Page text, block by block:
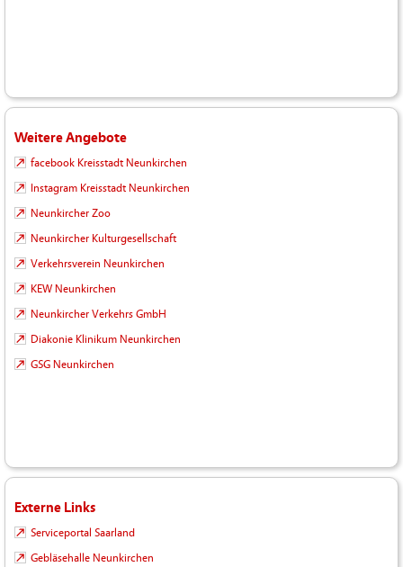
Weitere Angebote
facebook Kreisstadt Neunkirchen
Instagram Kreisstadt Neunkirchen
Neunkircher Zoo
Neunkircher Kulturgesellschaft
Verkehrsverein Neunkirchen
KEW Neunkirchen
Neunkircher Verkehrs GmbH
Diakonie Klinikum Neunkirchen
GSG Neunkirchen
Externe Links
Serviceportal Saarland
Gebläsehalle Neunkirchen